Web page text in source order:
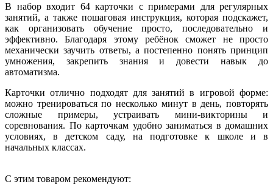
В набор входит 64 карточки с примерами для регулярных
занятий, а также пошаговая инструкция, которая подскажет,
как организовать обучение просто, последовательно и
эффективно. Благодаря этому ребёнок сможет не просто
механически заучить ответы, а постепенно понять принцип
умножения, закрепить знания и довести навык до
автоматизма.
Карточки отлично подходят для занятий в игровой форме:
можно тренироваться по несколько минут в день, повторять
сложные примеры, устраивать мини-викторины и
соревнования. По карточкам удобно заниматься в домашних
условиях, в детском саду, на подготовке к школе и в
начальных классах.
С этим товаром рекомендуют: